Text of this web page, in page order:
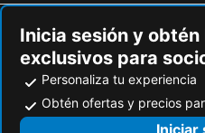
Inicia sesión y
exclusivos para
Personaliza tu experiencia
Obtén ofertas y precios